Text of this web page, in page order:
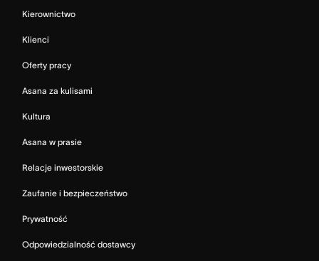
Kierownictwo
Klienci
Oferty pracy
Asana za kulisami
Kultura
Asana w prasie
Relacje inwestorskie
Zaufanie i bezpieczeństwo
Prywatność
Odpowiedzialność dostawcy